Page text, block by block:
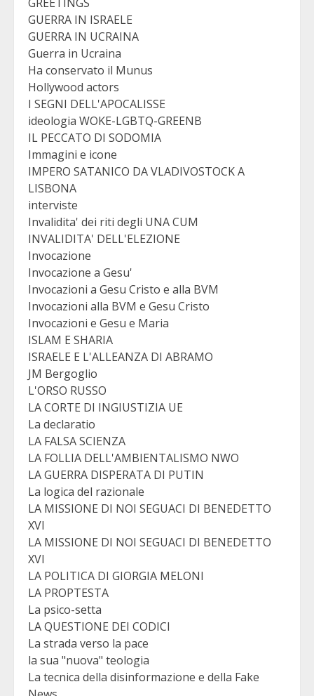
GUERRA IN ISRAELE
GUERRA IN UCRAINA
Guerra in Ucraina
Ha conservato il Munus
Hollywood actors
I SEGNI DELL'APOCALISSE
ideologia WOKE-LGBTQ-GREENB
IL PECCATO DI SODOMIA
Immagini e icone
IMPERO SATANICO DA VLADIVOSTOCK A
LISBONA
interviste
Invalidita' dei riti degli UNA CUM
INVALIDITA' DELL'ELEZIONE
Invocazione
Invocazione a Gesu'
Invocazioni a Gesu Cristo e alla BVM
Invocazioni alla BVM e Gesu Cristo
Invocazioni e Gesu e Maria
ISLAM E SHARIA
ISRAELE E L'ALLEANZA DI ABRAMO
JM Bergoglio
L'ORSO RUSSO
LA CORTE DI INGIUSTIZIA UE
La declaratio
LA FALSA SCIENZA
LA FOLLIA DELL'AMBIENTALISMO NWO
LA GUERRA DISPERATA DI PUTIN
La logica del razionale
LA MISSIONE DI NOI SEGUACI DI BENEDETTO
XVI
LA MISSIONE DI NOI SEGUACI DI BENEDETTO
XVI
LA POLITICA DI GIORGIA MELONI
LA PROPTESTA
La psico-setta
LA QUESTIONE DEI CODICI
La strada verso la pace
la sua "nuova" teologia
La tecnica della disinformazione e della Fake